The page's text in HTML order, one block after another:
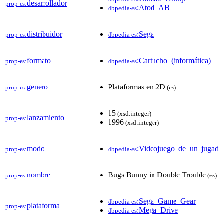
prop-es:desarrollador
dbpedia-es:Atod_AB
prop-es:distribuidor dbpedia-es:Sega
prop-es:formato dbpedia-es:Cartucho_(informática)
prop-es:genero Plataformas en 2D (es)
prop-es:lanzamiento
15 (xsd:integer)
1996 (xsd:integer)
prop-es:modo dbpedia-es
prop-es:nombre Bugs Bunny in Double Trouble (es)
prop-es:plataforma dbpedia-es:Sega_Game_Gear
dbpedia-es:Mega_Drive